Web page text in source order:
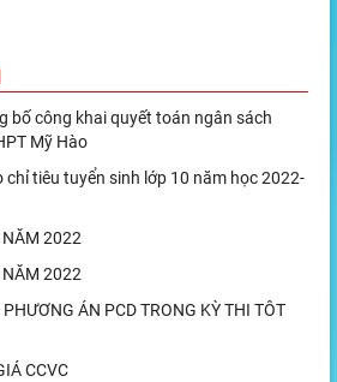
bố công khai quyết toán ngân sách
Mỹ Hào
chỉ tiêu tuyển sinh lớp 10 năm học 2022-
NĂM 2022
NĂM 2022
ÁN PCD TRONG KỲ THI TÔT
CCVC